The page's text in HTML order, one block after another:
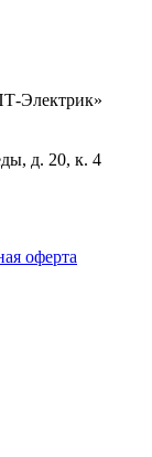
Электрик»
д. 20, к. 4
оферта